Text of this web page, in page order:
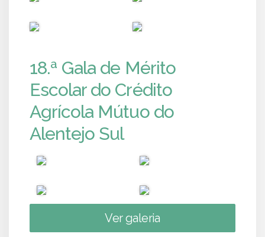
18.ª Gala de Mérito
Escolar do Crédito
Agrícola Mútuo do
Alentejo Sul
Ver galeria